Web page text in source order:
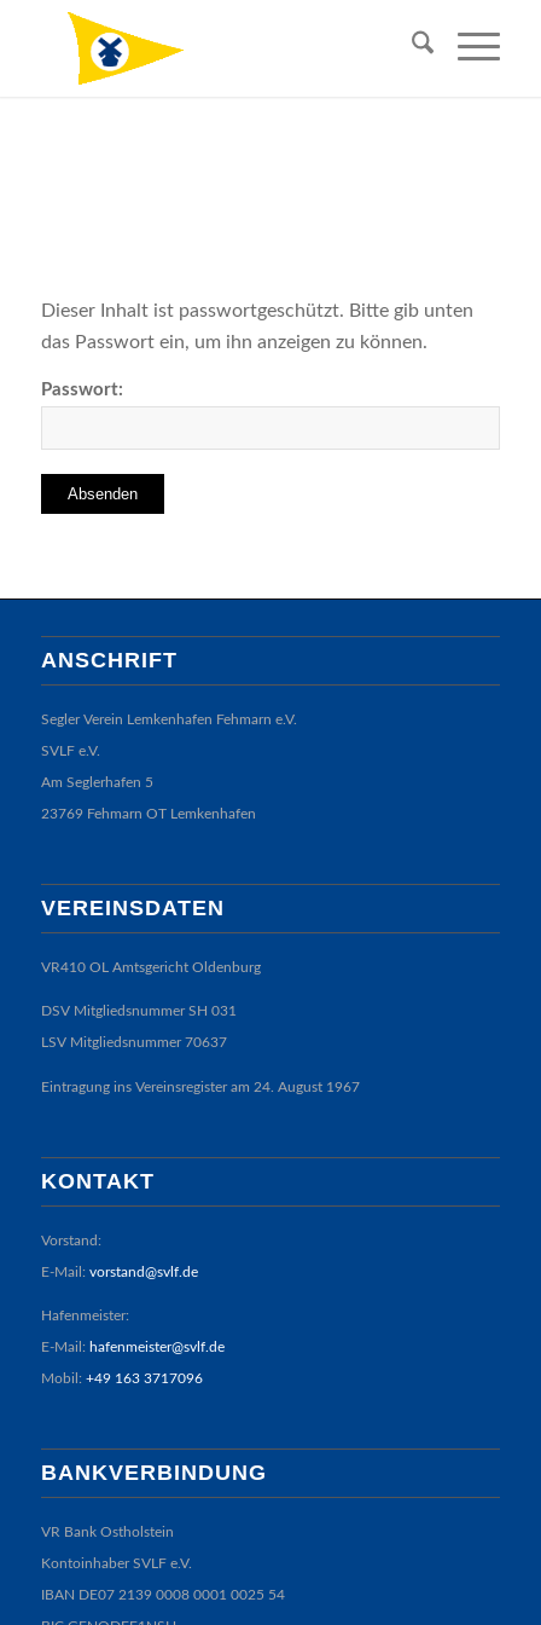
Dieser Inhalt ist passwortgeschützt. Bitte gib unten
das Passwort ein, um ihn anzeigen zu können.
Passwort:
ANSCHRIFT
Segler Verein Lemkenhafen Fehmarn e.V.
SVLF e.V.
Am Seglerhafen 5
23769 Fehmarn OT Lemkenhafen
VEREINSDATEN
VR410 OL Amtsgericht Oldenburg
DSV Mitgliedsnummer SH 031
LSV Mitgliedsnummer 70637
Eintragung ins Vereinsregister am 24. August 1967
KONTAKT
Vorstand:
E-Mail: vorstand@svlf.de
Hafenmeister:
E-Mail: hafenmeister@svlf.de
Mobil: +49 163 3717096
BANKVERBINDUNG
VR Bank Ostholstein
Kontoinhaber SVLF e.V.
IBAN DE07 2139 0008 0001 0025 54